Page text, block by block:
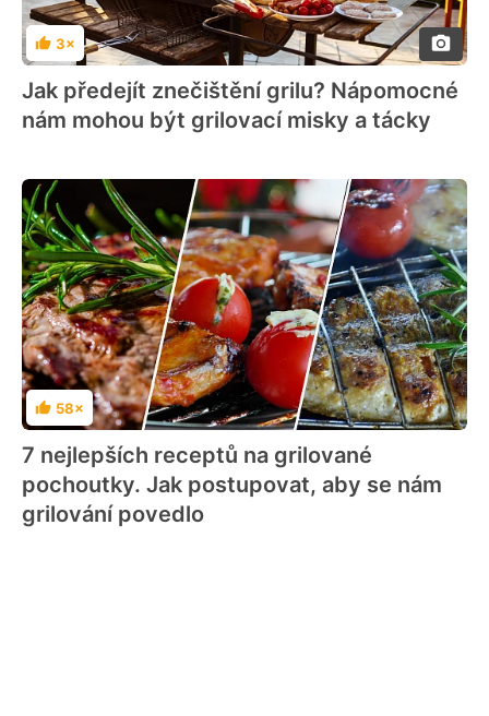
Hodnocení
3×
Jak předejít znečištění grilu? Nápomocné
nám mohou být grilovací misky a tácky
Hodnocení
58×
7 nejlepších receptů na grilované
pochoutky. Jak postupovat, aby se nám
grilování povedlo